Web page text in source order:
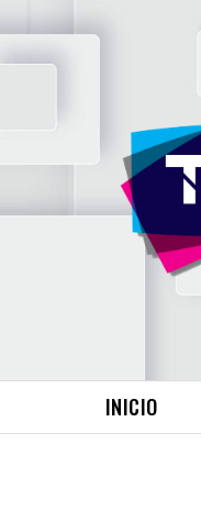
INICIO